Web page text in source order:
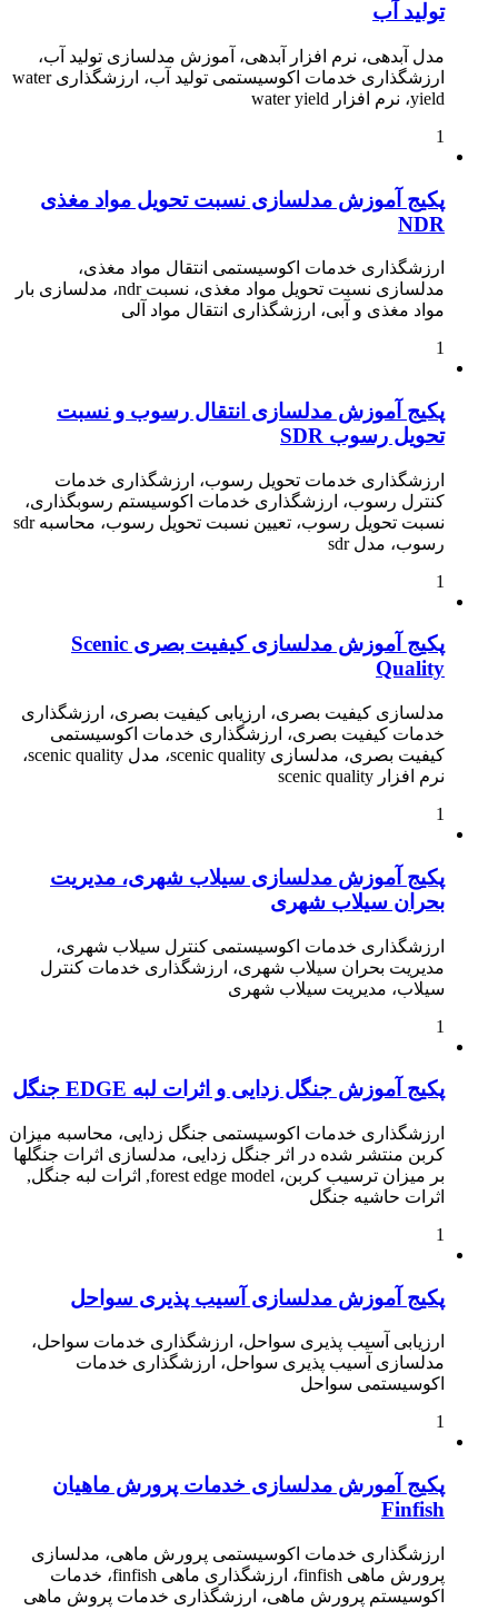
تولید آب
مدل آبدهی، نرم افزار آبدهی، آموزش مدلسازی تولید آب،
ارزشگذاری خدمات اکوسیستمی تولید آب، ارزشگذاری water
yield، نرم افزار water yield
1
پکیج آموزش مدلسازی نسبت تحویل مواد مغذی
NDR
ارزشگذاری خدمات اکوسیستمی انتقال مواد مغذی،
مدلسازی نسبت تحویل مواد مغذی، نسبت ndr، مدلسازی بار
مواد مغذی و آبی، ارزشگذاری انتقال مواد آلی
1
پکیج آموزش مدلسازی انتقال رسوب و نسبت
تحویل رسوب SDR
ارزشگذاری خدمات تحویل رسوب، ارزشگذاری خدمات
کنترل رسوب، ارزشگذاری خدمات اکوسیستم رسوبگذاری،
نسبت تحویل رسوب، تعیین نسبت تحویل رسوب، محاسبه sdr
رسوب، مدل sdr
1
پکیج آموزش مدلسازی کیفیت بصری Scenic
Quality
مدلسازی کیفیت بصری، ارزیابی کیفیت بصری، ارزشگذاری
خدمات کیفیت بصری، ارزشگذاری خدمات اکوسیستمی
کیفیت بصری، مدلسازی scenic quality، مدل scenic quality،
نرم افزار scenic quality
1
پکیج آموزش مدلسازی سیلاب شهری، مدیریت
بحران سیلاب شهری
ارزشگذاری خدمات اکوسیستمی کنترل سیلاب شهری،
مدیریت بحران سیلاب شهری، ارزشگذاری خدمات کنترل
سیلاب، مدیریت سیلاب شهری
1
پکیج آموزش جنگل زدایی و اثرات لبه EDGE جنگل
ارزشگذاری خدمات اکوسیستمی جنگل زدایی، محاسبه میزان
کربن منتشر شده در اثر جنگل زدایی، مدلسازی اثرات جنگلها
بر میزان ترسیب کربن، forest edge model, اثرات لبه جنگل,
اثرات حاشیه جنگل
1
پکیج آموزش مدلسازی آسیب پذیری سواحل
ارزیابی آسیب پذیری سواحل، ارزشگذاری خدمات سواحل،
مدلسازی آسیب پذیری سواحل، ارزشگذاری خدمات
اکوسیستمی سواحل
1
پکیج آمورش مدلسازی خدمات پرورش ماهیان
Finfish
ارزشگذاری خدمات اکوسیستمی پرورش ماهی، مدلسازی
پرورش ماهی finfish، ارزشگذاری ماهی finfish، خدمات
اکوسیستم پرورش ماهی، ارزشگذاری خدمات پروش ماهی